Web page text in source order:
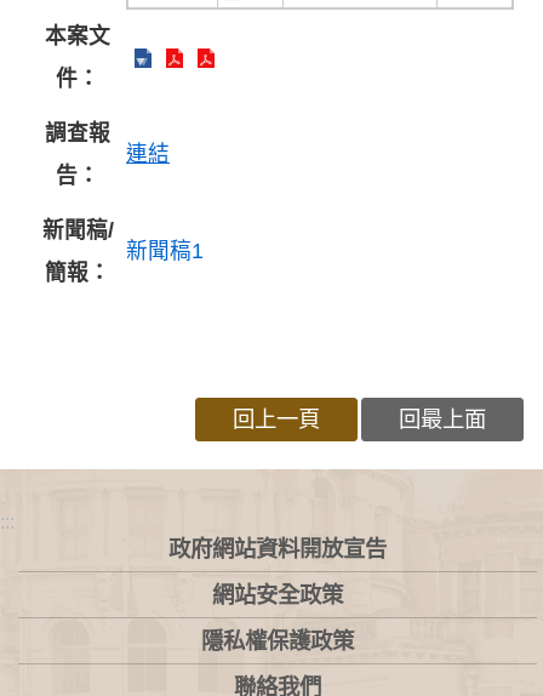
本案文
件：
調查報
告：
連結
新聞稿/
簡報：
新聞稿1
回上一頁 回最上面
:::
政府網站資料開放宣告
網站安全政策
隱私權保護政策
聯絡我們